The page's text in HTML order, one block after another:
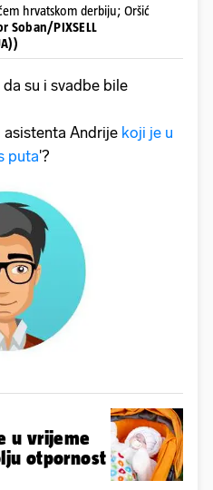
hrvatskom derbiju; Oršić
Soban/PIXSELL
su i svadbe bile
Andrije koji je u
puta'?
u vrijeme
otpornost